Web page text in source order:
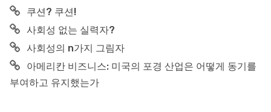
쿠션? 쿠션!
사회성 없는 실력자?
사회성의 n가지 그림자
아메리칸 비즈니스: 미국의 포경 산업은 어떻게 동기를
부여하고 유지했는가